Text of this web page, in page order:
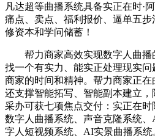
凡达超等曲播系统具备实正在时·
痛点、卖点、福利报价、逼单五
修资本和学问储蓄！
帮力商家高效实现数字人曲播
找一个有实力、能实正处理现实
商家的时间和精神。帮力商家正
还支撑智能拓写、智能副本建立
采办可获七项焦点交付：实正在时
数字人曲播系统、声音克隆系统
字人短视频系统、AI实景曲播系统